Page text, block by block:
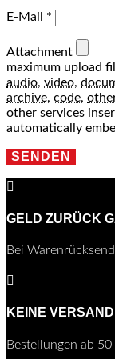
E-Mail *
Attachment
maximum upload
audio, video,
archive, code,
other services
automatically
SENDEN

GELD ZURÜCK
Bei

KEINE
Bestellungen ab 50